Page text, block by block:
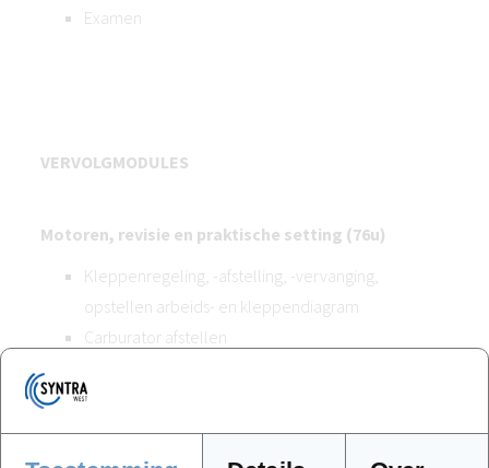
Examen
VERVOLGMODULES
Motoren, revisie en praktische setting (76u)
Kleppenregeling, -afstelling, -vervanging,
opstellen arbeids- en kleppendiagram
Carburator afstellen
Transmissie en koppeling
Revisie en grote motorcompartimenten uitbouwen
en afstellen